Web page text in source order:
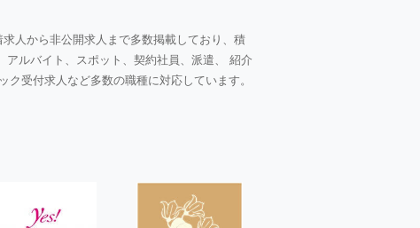
人から非公開求人まで多数掲載しており、積
ルバイト、スポット、契約社員、派遣、 紹介
ク受付求人など多数の職種に対応しています。